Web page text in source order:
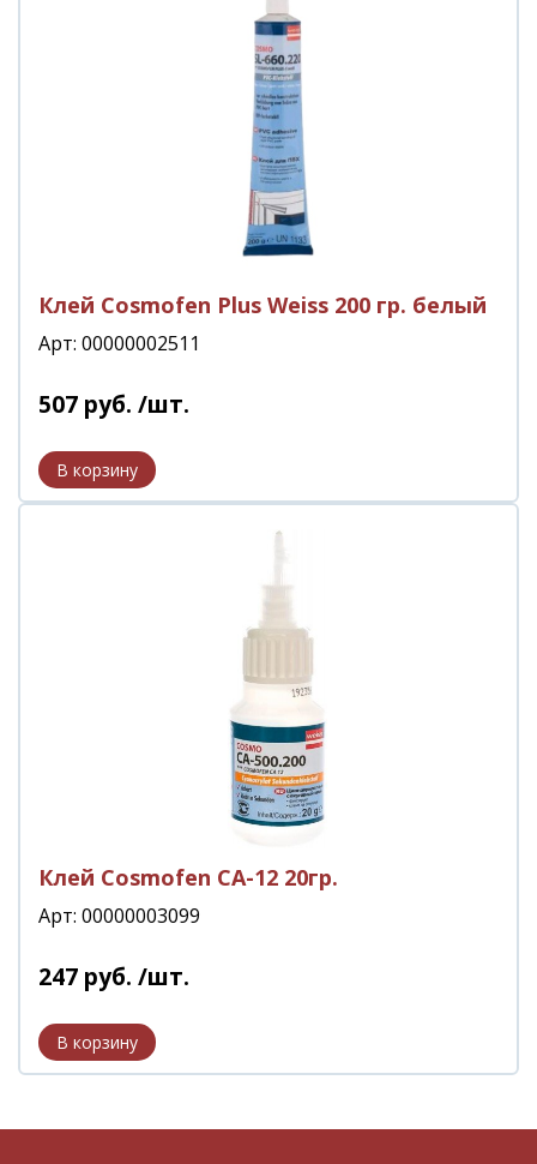
Клей Cosmofen Plus Weiss 200 гр. белый
Арт: 00000002511
507 руб. /шт.
Клей Cosmofen СА-12 20гр.
Арт: 00000003099
247 руб. /шт.